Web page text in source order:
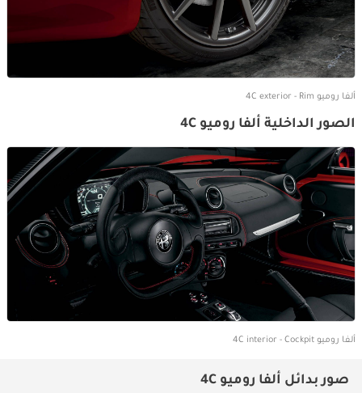
ألفا روميو 4C exterior - Rim
الصور الداخلية ألفا روميو 4C
ألفا روميو 4C interior - Cockpit
صور بدائل ألفا روميو 4C